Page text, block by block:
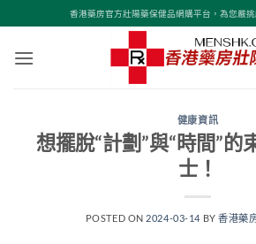
to
content
香港藥房官方壯陽藥保健品網購平台，為您嚴
健康資訊
想擺脫“計劃”與“時間”的
士！
POSTED ON 2024-03-14 BY香港藥